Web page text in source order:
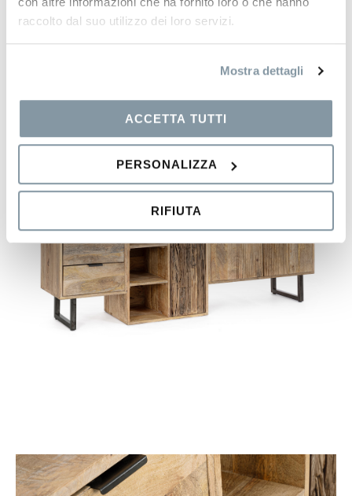
raccolto dal suo utilizzo dei loro servizi.
Mostra dettagli
ACCETTA TUTTI
PERSONALIZZA
RIFIUTA